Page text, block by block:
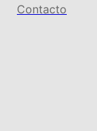
Contacto